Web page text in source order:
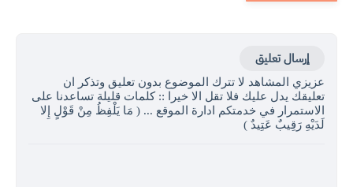
إرسال تعليق
عزيزي المشاهد لا تترك الموضوع بدون تعليق وتذكر ان
تعليقك يدل عليك فلا تقل الا خيرا :: كلمات قليلة تساعدنا على
الاستمرار في خدمتكم ادارة الموقع ... ( مَا يَلْفِظُ مِنْ قَوْلٍ إِلا
لَدَيْهِ رَقِيبٌ عَتِيدٌ )